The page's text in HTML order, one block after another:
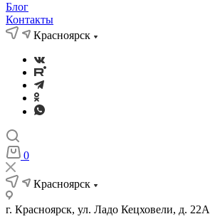
Блог
Контакты
Красноярск
0
Красноярск
г. Красноярск, ул. Ладо Кецховели, д. 22А